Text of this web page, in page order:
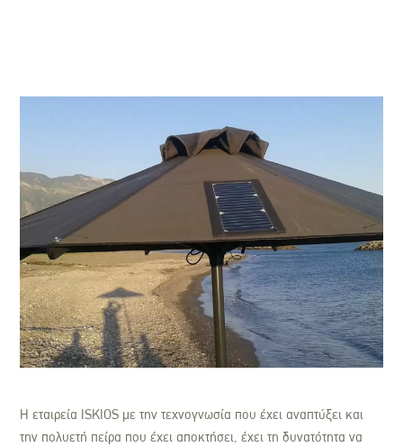
Η εταιρεία ISKIOS με την τεχνογνωσία που έχει αναπτύξει και
την πολυετή πείρα που έχει αποκτήσει, έχει τη δυνατότητα να